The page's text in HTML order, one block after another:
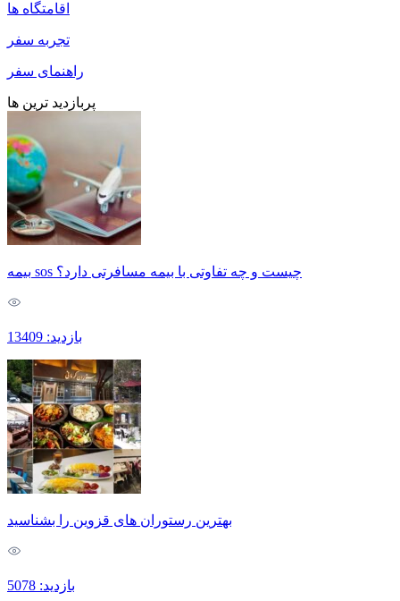
اقامتگاه ها
تجربه سفر
راهنمای سفر
پربازدید ترین ها
بیمه sos چیست و چه تفاوتی با بیمه مسافرتی دارد؟
بازدید: 13409
بهترین رستوران های قزوین را بشناسید
بازدید: 5078